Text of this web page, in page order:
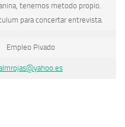
tenemos metodo propio.
para concertar entrevista.
Empleo Pivado